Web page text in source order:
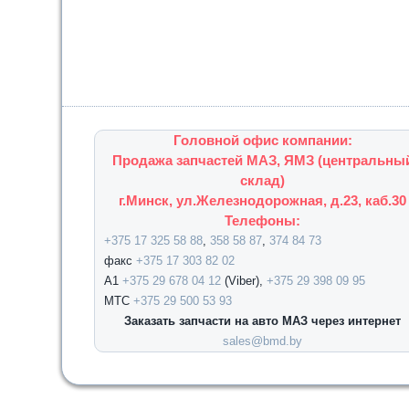
Головной офис компании:
Продажа запчастей МАЗ, ЯМЗ
склад)
г.Минск, ул.Железнодорожная, д.23, каб.30
Телефоны:
+375 17 325 58 88, 358 58 87, 374 84 73
факс+375 17 303 82 02
А1+375 29 678 04 12 (Viber),+375 29 398 09 95
МТС+375 29 500 53 93
Заказать запчасти на авто МАЗ через интернет
sales@bmd.by